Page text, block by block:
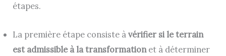
étapes.
La première étape consiste àvérifier si le terrain
est admissible à la transformationet à déterminer